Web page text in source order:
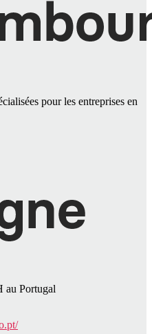
pour les entreprises en
au Portugal